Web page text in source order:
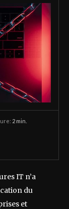
2 min.
IT n’a
du
et